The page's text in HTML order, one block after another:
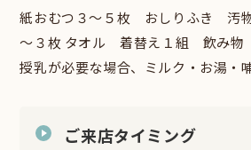
紙おむつ３～５枚 おしりふき 汚
～３枚 タオル 着替え１組 飲み物
授乳が必要な場合、ミルク・お湯・
ご来店タイミング